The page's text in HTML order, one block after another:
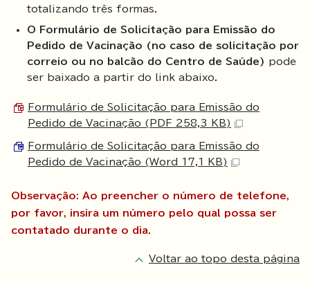
totalizando três formas.
O Formulário de Solicitação para Emissão do
Pedido de Vacinação (no caso de solicitação por
correio ou no balcão do Centro de Saúde) pode
ser baixado a partir do link abaixo.
Formulário de Solicitação para Emissão do
Pedido de Vacinação (PDF 258,3 KB)
Formulário de Solicitação para Emissão do
Pedido de Vacinação (Word 17,1 KB)
Observação: Ao preencher o número de telefone,
por favor, insira um número pelo qual possa ser
contatado durante o dia.
Voltar ao topo desta página